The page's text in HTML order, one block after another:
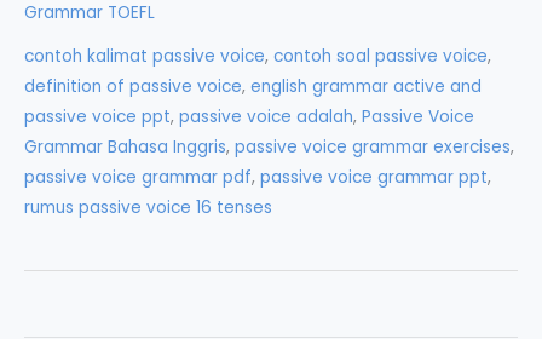
Bahasa
Inggris
Grammar TOEFL
contoh kalimat passive voice, contoh soal passive voice,
definition of passive voice, english grammar active and
passive voice ppt, passive voice adalah, Passive Voice
Grammar Bahasa Inggris, passive voice grammar exercises,
passive voice grammar pdf, passive voice grammar ppt,
rumus passive voice 16 tenses